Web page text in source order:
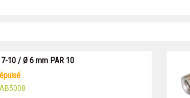
7-10 / Ø 6 mm PAR 10